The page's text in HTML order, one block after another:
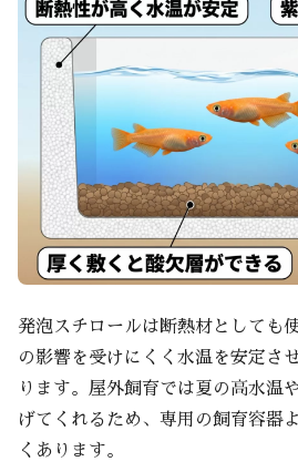
発泡スチロールは断熱材としても
の影響を受けにくく水温を安定さ
ります。屋外飼育では夏の高水温
げてくれるため、専用の飼育容器
くあります。